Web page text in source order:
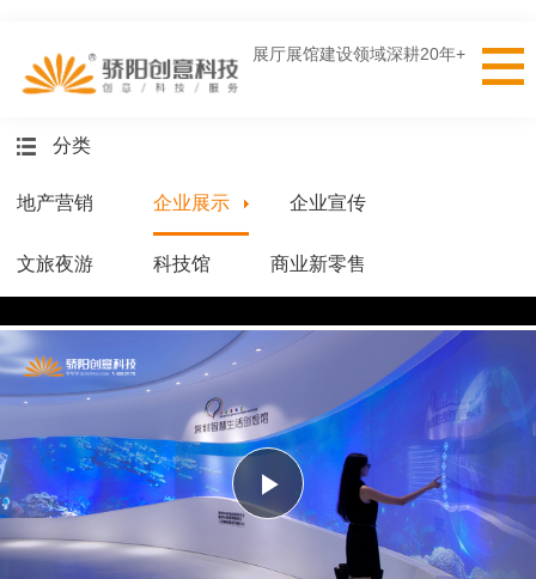
展厅展馆建设领域深耕20年+
分类
地产营销 企业展示 企业宣传
文旅夜游 科技馆 商业新零售
Play